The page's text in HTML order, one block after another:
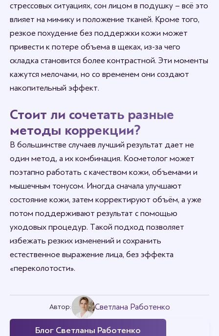
стрессовых ситуациях, сон лицом в подушку – всё это
влияет на мимику и положение тканей. Кроме того,
резкое похудение без поддержки кожи может
привести к потере объема в щеках, из-за чего
складка становится более контрастной. Эти моменты
кажутся мелочами, но со временем они создают
накопительный эффект.
Стоит ли сочетать разные
методы коррекции?
В большинстве случаев лучший результат дает не
один метод, а их комбинация. Косметолог может
поэтапно работать с качеством кожи, объемами и
мышечным тонусом. Иногда сначала улучшают
состояние кожи, затем корректируют объём, а уже
потом поддерживают результат с помощью
уходовых процедур. Такой подход позволяет
избежать резких изменений и сохранить
естественное выражение лица, без эффекта
«переколотости».
Автор: Светлана Работенко
Блог Светланы Работенко